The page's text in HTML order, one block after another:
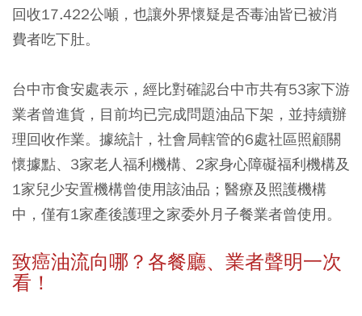
回收17.422公噸，也讓外界懷疑是否毒油皆已被消
費者吃下肚。
台中市食安處表示，經比對確認台中市共有53家下游
業者曾進貨，目前均已完成問題油品下架，並持續辦
理回收作業。據統計，社會局轄管的6處社區照顧關
懷據點、3家老人福利機構、2家身心障礙福利機構及
1家兒少安置機構曾使用該油品；醫療及照護機構
中，僅有1家產後護理之家委外月子餐業者曾使用。
致癌油流向哪？各餐廳、業者聲明一次
看！